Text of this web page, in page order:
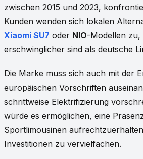
zwischen 2015 und 2023,
Kunden wenden sich lokalen
Xiaomi SU7 oder NIO-Modellen
erschwinglicher sind als deutsche
Die Marke muss sich auch mit der
europäischen Vorschriften
schrittweise Elektrifizierung
würde es ermöglichen, eine
Sportlimousinen
Investitionen zu vervielfachen.